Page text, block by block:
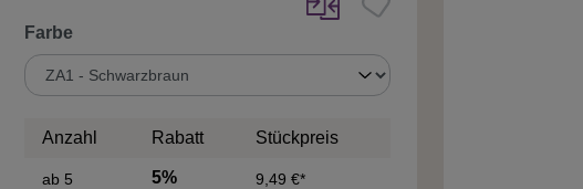
Farbeauswählen
Anzahl Rabatt Stückpreis
ab 5 5% 9,49 €*